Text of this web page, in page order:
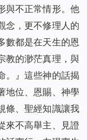
與不正常情形。他
念，更不修理人的
數都是在天生的恩
教的渺茫真理，與
』這些神的話揭
地位、恩賜、神學
條、聖經知識讓我
來不高舉主、見證